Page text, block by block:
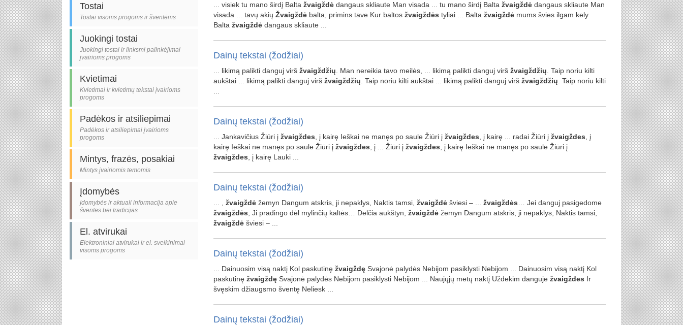
Tostai
Tostai visoms progoms ir šventėms
Juokingi tostai
Juokingi tostai ir linksmi palinkėjimai
įvairioms progoms
Kvietimai
Kvietimai ir kvietimų tekstai įvairioms
progoms
Padėkos ir atsiliepimai
Padėkos ir atsiliepimai įvairioms
progoms
Mintys, frazės, posakiai
Mintys įvairiomis temomis
Įdomybės
Įdomybės ir aktuali informacija apie
šventes bei tradicijas
El. atvirukai
Elektroniniai atvirukai ir el. sveikinimai
visoms progoms
... visiek tu mano širdį Balta žvaigždėdangaus skliaute Man visada ... tu mano širdį Balta žvaigždėdangaus skliaute Man
visada ... tavų akių Žvaigždėbalta, primins tave Kur baltos žvaigždės tyliai ... Balta žvaigždėmums švies ilgam kely
Balta žvaigždėdangaus skliaute ...
Dainų tekstai (žodžiai)
... likimą palikti danguj virš žvaigždžių . Man nereikia tavo meilės, ... likimą palikti danguj virš žvaigždžių . Taip noriu kilti
aukštai ... likimą palikti danguj virš žvaigždžių . Taip noriu kilti aukštai ... likimą palikti danguj virš žvaigždžių . Taip noriu kilti
Dainų tekstai (žodžiai)
... Jankavičius Žiūri į žvaigždes , į kairę Ieškai ne manęs po saule Žiūri į žvaigždes , į kairę ... radai Žiūri į žvaigždes , į
kairę Ieškai ne manęs po saule Žiūri į žvaigždes , į ... Žiūri į žvaigždes , į kairę Ieškai ne manęs po saule Žiūri į
žvaigždes , į kairę Lauki ...
Dainų tekstai (žodžiai)
žvaigždėžemyn Dangum atskris, ji nepaklys, Naktis tamsi, žvaigždėšviesi – ... žvaigždės … Jei danguj pasigedome
žvaigždės , Ji pradingo dėl mylinčių kaltės… Delčia aukštyn, žvaigždėžemyn Dangum atskris, ji nepaklys, Naktis tamsi,
žvaigždėšviesi – ...
Dainų tekstai (žodžiai)
... Dainuosim visą naktį Kol paskutinę žvaigždęSvajonė palydės Nebijom pasiklysti Nebijom ... Dainuosim visą naktį Kol
paskutinę žvaigždęSvajonė palydės Nebijom pasiklysti Nebijom ... Naujųjų metų naktį Uždekim danguje žvaigždes Ir
švęskim džiaugsmo šventę Neliesk ...
Dainų tekstai (žodžiai)